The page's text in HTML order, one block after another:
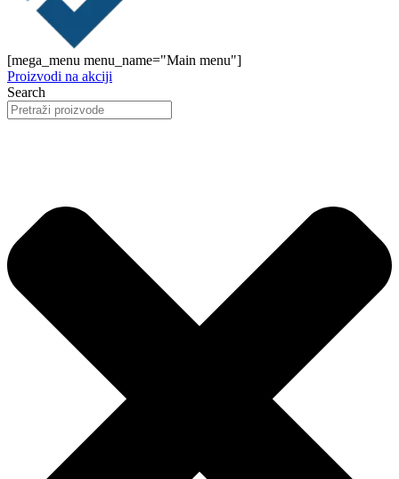
[mega_menu menu_name="Main menu"]
Proizvodi na akciji
Search